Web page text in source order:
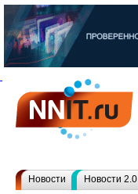
Новости Новости 2.0